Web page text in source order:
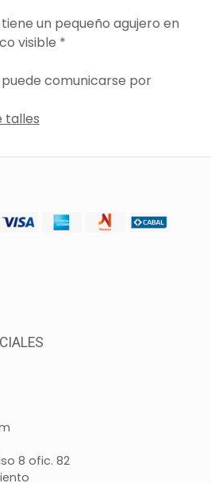
un pequeño agujero en
visible *
comunicarse por
talles
8 ofic. 82